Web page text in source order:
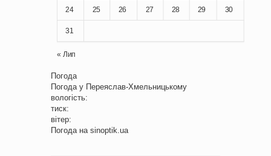
24 25 26 27 28 29 30
31
« Лип
Погода
Погода у Переяслав-Хмельницькому
вологість:
тиск:
вітер:
Погода на sinoptik.ua